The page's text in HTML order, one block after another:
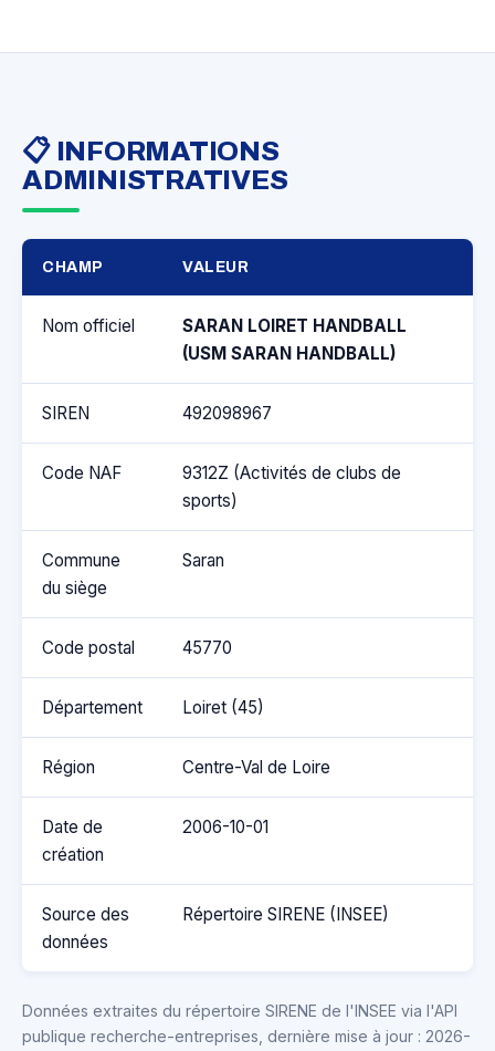
📋 INFORMATIONS
ADMINISTRATIVES
CHAMP VALEUR
Nom officiel
SARAN LOIRET HANDBALL
(USM SARAN HANDBALL)
SIREN 492098967
Code NAF
9312Z (Activités de clubs de
sports)
Commune
du siège
Saran
Code postal 45770
Département Loiret (45)
Région Centre-Val de Loire
Date de
création
2006-10-01
Source des
données
Répertoire SIRENE (INSEE)
Données extraites du répertoire SIRENE de l'INSEE via l'API
publique recherche-entreprises, dernière mise à jour : 2026-